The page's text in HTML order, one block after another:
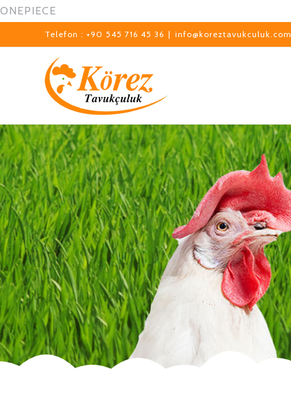
ONEPIECE
Telefon : +90 545 716 45 36 | info@koreztavukculuk.com